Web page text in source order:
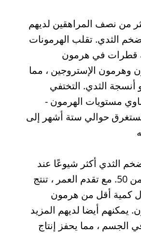
من نصف المراهقين لديهم
الثدي. تقلب الهرمونات
قطرات في هرمون
وهرمون الإستروجين ، مما
أنسجة الثدي. التختفي
مستويات الهرمون -
حوالي ستة أشهر إلى
الثدي أكثر شيوعًا عند
الرجال أكثر من 50. مع تقدم العمر ، تنتج
كمية أقل من هرمون
يمكنهم أيضا لديهم المزيد
الجسم ، مما يحفز إنتاج